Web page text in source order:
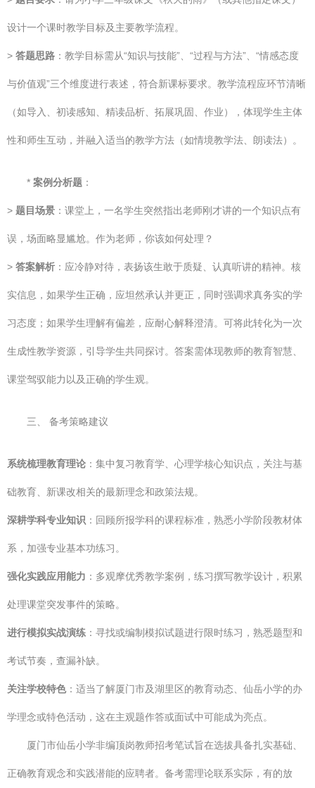
设计一个课时教学目标及主要教学流程。
> 答题思路 ：教学目标需从“知识与技能”、“过程与方法”、“情感态度
与价值观”三个维度进行表述，符合新课标要求。教学流程应环节清晰
（如导入、初读感知、精读品析、拓展巩固、作业），体现学生主体
性和师生互动，并融入适当的教学方法（如情境教学法、朗读法）。
* 案例分析题 ：
> 题目场景 ：课堂上，一名学生突然指出老师刚才讲的一个知识点有
误，场面略显尴尬。作为老师，你该如何处理？
> 答案解析 ：应冷静对待，表扬该生敢于质疑、认真听讲的精神。核
实信息，如果学生正确，应坦然承认并更正，同时强调求真务实的学
习态度；如果学生理解有偏差，应耐心解释澄清。可将此转化为一次
生成性教学资源，引导学生共同探讨。答案需体现教师的教育智慧、
课堂驾驭能力以及正确的学生观。
三、 备考策略建议
系统梳理教育理论 ：集中复习教育学、心理学核心知识点，关注与基
础教育、新课改相关的最新理念和政策法规。
深耕学科专业知识 ：回顾所报学科的课程标准，熟悉小学阶段教材体
系，加强专业基本功练习。
强化实践应用能力 ：多观摩优秀教学案例，练习撰写教学设计，积累
处理课堂突发事件的策略。
进行模拟实战演练 ：寻找或编制模拟试题进行限时练习，熟悉题型和
考试节奏，查漏补缺。
关注学校特色：适当了解厦门市及湖里区的教育动态、仙岳小学的办
学理念或特色活动，这在主观题作答或面试中可能成为亮点。
厦门市仙岳小学非编顶岗教师招考笔试旨在选拔具备扎实基础、
正确教育观念和实践潜能的应聘者。备考需理论联系实际，有的放